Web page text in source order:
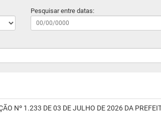
Pesquisar entre datas:
Nº 1.233 DE 03 DE JULHO DE 2026 DA